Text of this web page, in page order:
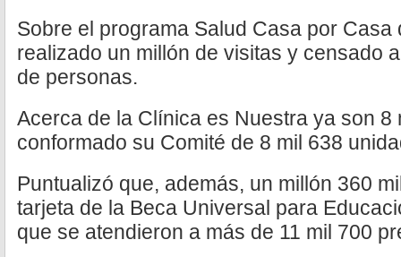
Sobre el programa Salud Casa por Casa
realizado un millón de visitas y censado
de personas.
Acerca de la Clínica es Nuestra ya son 8
conformado su Comité de 8 mil 638
Puntualizó que, además, un millón 360
tarjeta de la Beca Universal para
que se atendieron a más de 11 mil 700